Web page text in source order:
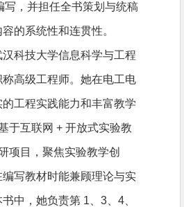
写，并担任全书策划与统稿
的系统性和连贯性。
汉科技大学信息科学与工程
高级工程师。她在电工电
工程实践能力和丰富教学
于互联网 + 开放式实验教
项目，聚焦实验教学创
写教材时能兼顾理论与实
中，她负责第 1、3、4、